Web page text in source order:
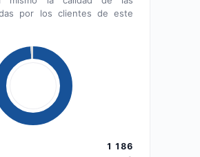
por los clientes de este
1 186